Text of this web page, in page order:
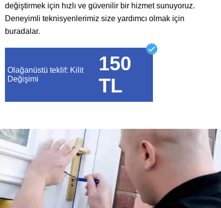
değiştirmek için hızlı ve güvenilir bir hizmet sunuyoruz.
Deneyimli teknisyenlerimiz size yardımcı olmak için
buradalar.
Olağanüstü teklif: Kilit
Değişimi
150
TL